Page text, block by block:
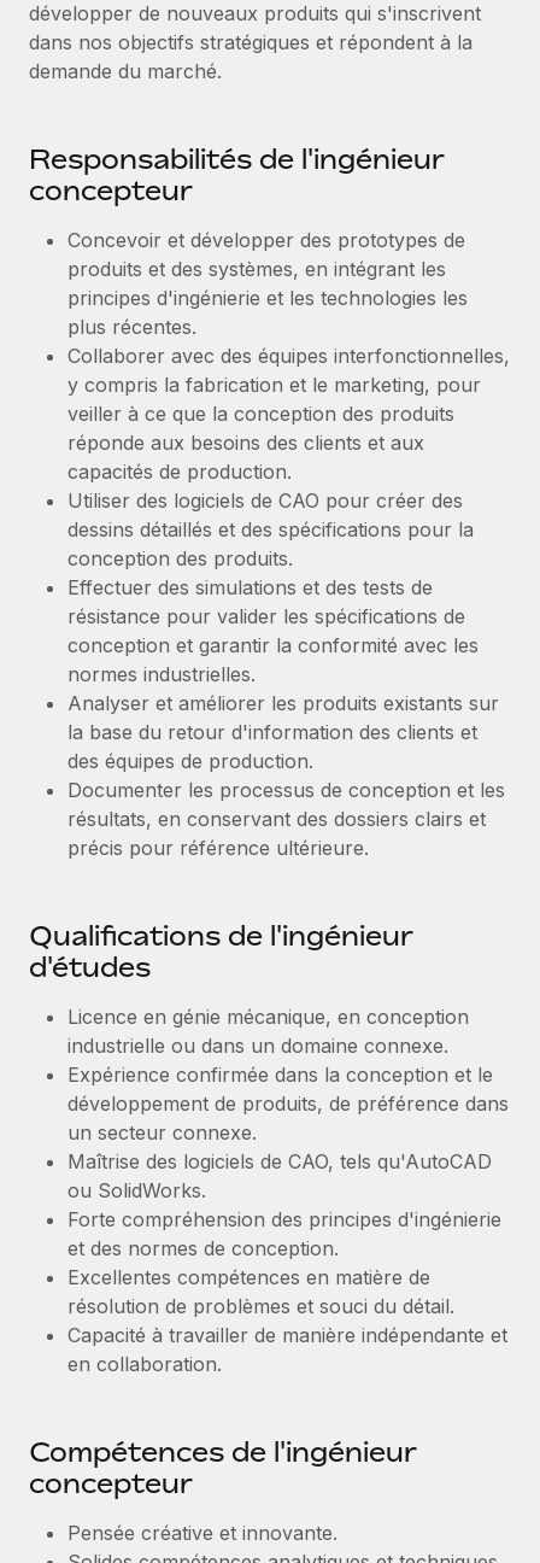
conformité
Mobilité et déménagement international
Avantages sociaux
Gérez facilement les avantages sociaux
BLOG
freelances Plus
Remote a toujours pour mission d'aider les entreprises de
En savoir plus
Comment Phiture gère ses 55 employés
répartis dans 19 pays grâce à Remote
Phiture, un leader notable du conseil en matière de
croissance mobile internationale, encourage les...
En savoir plus
développer de nouveaux produits qui s'inscrivent
dans nos objectifs stratégiques et répondent à la
demande du marché.
Responsabilités de l'ingénieur
concepteur
Concevoir et développer des prototypes de
produits et des systèmes, en intégrant les
principes d'ingénierie et les technologies les
plus récentes.
Collaborer avec des équipes interfonctionnelles,
y compris la fabrication et le marketing, pour
veiller à ce que la conception des produits
réponde aux besoins des clients et aux
capacités de production.
Utiliser des logiciels de CAO pour créer des
dessins détaillés et des spécifications pour la
conception des produits.
Effectuer des simulations et des tests de
résistance pour valider les spécifications de
conception et garantir la conformité avec les
normes industrielles.
Analyser et améliorer les produits existants sur
la base du retour d'information des clients et
des équipes de production.
Documenter les processus de conception et les
résultats, en conservant des dossiers clairs et
précis pour référence ultérieure.
Qualifications de l'ingénieur
d'études
Licence en génie mécanique, en conception
industrielle ou dans un domaine connexe.
Expérience confirmée dans la conception et le
développement de produits, de préférence dans
un secteur connexe.
Maîtrise des logiciels de CAO, tels qu'AutoCAD
ou SolidWorks.
Forte compréhension des principes d'ingénierie
et des normes de conception.
Excellentes compétences en matière de
résolution de problèmes et souci du détail.
Capacité à travailler de manière indépendante et
en collaboration.
Compétences de l'ingénieur
concepteur
Pensée créative et innovante.